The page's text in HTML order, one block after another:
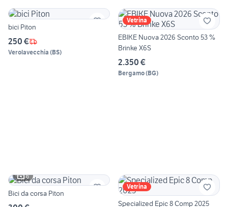
bici Piton
250 €
Verolavecchia (BS)
Vetrina
EBIKE Nuova 2026 Sconto 53 %
Brinke X6S
2.350 €
Bergamo(BG)
6
Bici da corsa Piton
Vetrina
Specialized Epic 8 Comp 2025